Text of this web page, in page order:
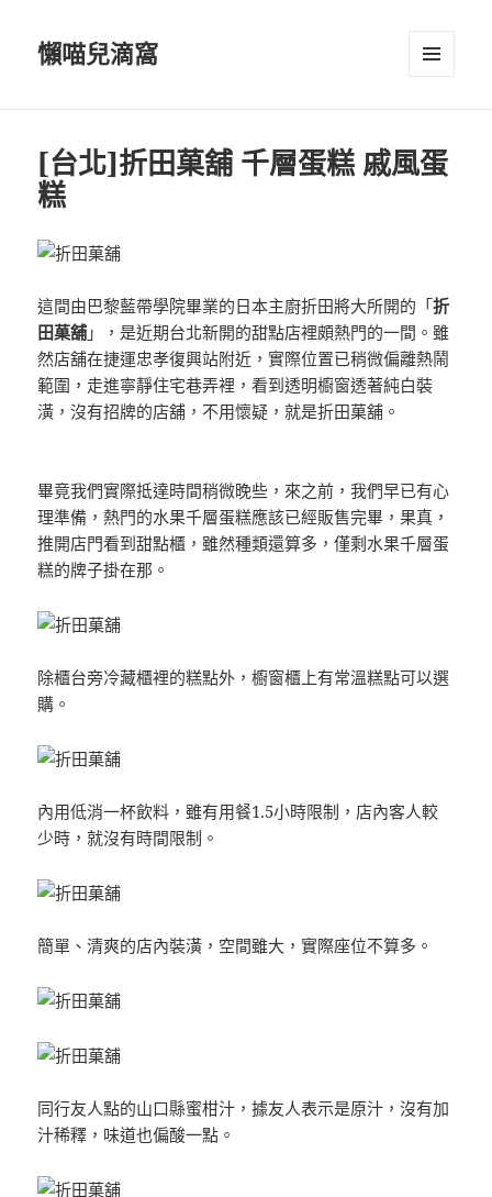
懶喵兒滴窩
[台北]折田菓舖 千層蛋糕 戚風蛋
糕
這間由巴黎藍帶學院畢業的日本主廚折田將大所開的「折
田菓舖 」，是近期台北新開的甜點店裡頗熱門的一間。雖
然店舖在捷運忠孝復興站附近，實際位置已稍微偏離熱鬧
範圍，走進寧靜住宅巷弄裡，看到透明櫥窗透著純白裝
潢，沒有招牌的店舖，不用懷疑，就是折田菓舖。
畢竟我們實際抵達時間稍微晚些，來之前，我們早已有心
理準備，熱門的水果千層蛋糕應該已經販售完畢，果真，
推開店門看到甜點櫃，雖然種類還算多，僅剩水果千層蛋
糕的牌子掛在那。
除櫃台旁冷藏櫃裡的糕點外，櫥窗櫃上有常溫糕點可以選
購。
內用低消一杯飲料，雖有用餐1.5小時限制，店內客人較
少時，就沒有時間限制。
簡單、清爽的店內裝潢，空間雖大，實際座位不算多。
同行友人點的山口縣蜜柑汁，據友人表示是原汁，沒有加
汁稀釋，味道也偏酸一點。